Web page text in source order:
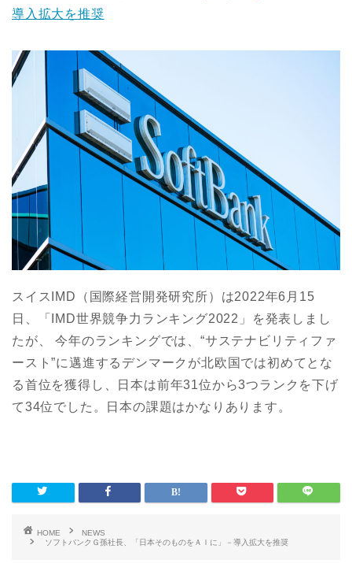
導入拡大を推奨
スイスIMD（国際経営開発研究所）は2022年6月15
日、「IMD世界競争力ランキング2022」を発表しまし
たが、 今年のランキングでは、“サステナビリティファ
ースト”に邁進するデンマークが北欧国では初めてとな
る首位を獲得し、日本は前年31位から3つランクを下げ
て34位でした。日本の課題はかなりあります。
HOME
NEWS
ソフトバンクＧ孫社長、「日本そのものをＡＩに」－導入拡大を推奨